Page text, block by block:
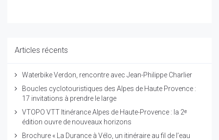
Articles récents
Waterbike Verdon, rencontre avec Jean-Philippe Charlier
Boucles cyclotouristiques des Alpes de Haute Provence :
17 invitations à prendre le large
VTOPO VTT Itinérance Alpes de Haute-Provence : la 2ᵉ
édition ouvre de nouveaux horizons
Brochure « La Durance à Vélo, un itinéraire au fil de l’eau